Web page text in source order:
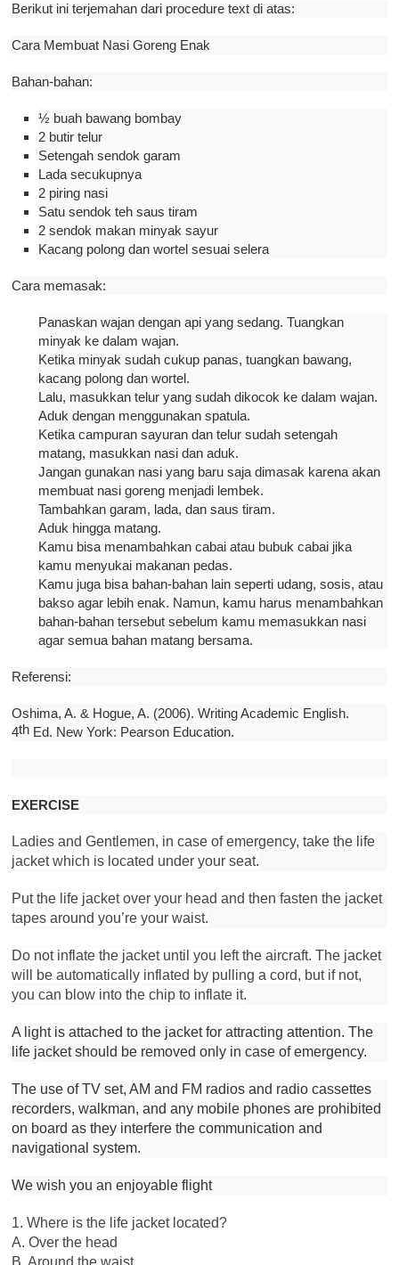
Berikut ini terjemahan dari procedure text di atas:
Cara Membuat Nasi Goreng Enak
Bahan-bahan:
½ buah bawang bombay
2 butir telur
Setengah sendok garam
Lada secukupnya
2 piring nasi
Satu sendok teh saus tiram
2 sendok makan minyak sayur
Kacang polong dan wortel sesuai selera
Cara memasak:
Panaskan wajan dengan api yang sedang. Tuangkan
minyak ke dalam wajan.
Ketika minyak sudah cukup panas, tuangkan bawang,
kacang polong dan wortel.
Lalu, masukkan telur yang sudah dikocok ke dalam wajan.
Aduk dengan menggunakan spatula.
Ketika campuran sayuran dan telur sudah setengah
matang, masukkan nasi dan aduk.
Jangan gunakan nasi yang baru saja dimasak karena akan
membuat nasi goreng menjadi lembek.
Tambahkan garam, lada, dan saus tiram.
Aduk hingga matang.
Kamu bisa menambahkan cabai atau bubuk cabai jika
kamu menyukai makanan pedas.
Kamu juga bisa bahan-bahan lain seperti udang, sosis, atau
bakso agar lebih enak. Namun, kamu harus menambahkan
bahan-bahan tersebut sebelum kamu memasukkan nasi
agar semua bahan matang bersama.
Referensi:
Oshima, A. & Hogue, A. (2006). Writing Academic English.
4th Ed. New York: Pearson Education.
EXERCISE
Ladies and Gentlemen, in case of emergency, take the life
jacket which is located under your seat.
Put the life jacket over your head and then fasten the jacket
tapes around you’re your waist.
Do not inflate the jacket until you left the aircraft. The jacket
will be automatically inflated by pulling a cord, but if not,
you can blow into the chip to inflate it.
A light is attached to the jacket for attracting attention. The
life jacket should be removed only in case of emergency.
The use of TV set, AM and FM radios and radio cassettes
recorders, walkman, and any mobile phones are prohibited
on board as they interfere the communication and
navigational system.
We wish you an enjoyable flight
1. Where is the life jacket located?
A. Over the head
B. Around the waist.